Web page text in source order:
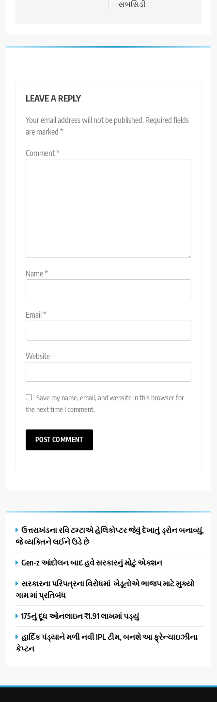
સબસિડી
LEAVE A REPLY
Your email address will not be published. Required fields
are marked *
Comment*
Name*
Email *
Website
Save my name, email, and website in this browser for
the next time I comment.
ઉત્તરાખંડના રવિ ટમ્ટાએ હેલિકોપ્ટર જેવું દેખાતું ડ્રોન બનાવ્યું,
જે વ્યક્તિને લઈને ઉડે છે
Gen-z આંદોલન બાદ હવે સરકારનું મોટું એક્શન
સરકારના પરિપત્રના વિરોધમાં ખેડૂતોએ ભાજપ માટે મુક્યો
ગામ માં પ્રતિબંધ
175નું દૂધ ઓનલાઇન ₹1.91 લાખમાં પડ્યું
હાર્દિક પંડ્યાને મળી નવી IPL ટીમ, બનશે આ ફ્રેન્ચાઇઝીના
કેપ્ટન